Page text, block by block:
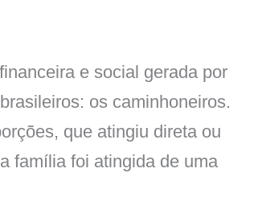
e social gerada por
os caminhoneiros.
que atingiu direta ou
família foi atingida de uma